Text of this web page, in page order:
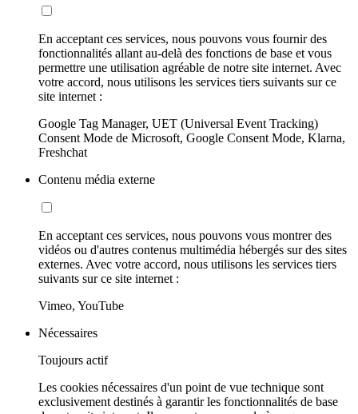
En acceptant ces services, nous pouvons vous fournir des
fonctionnalités allant au-delà des fonctions de base et vous
permettre une utilisation agréable de notre site internet. Avec
votre accord, nous utilisons les services tiers suivants sur ce
site internet :
Google Tag Manager, UET (Universal Event Tracking)
Consent Mode de Microsoft, Google Consent Mode, Klarna,
Freshchat
Contenu média externe
En acceptant ces services, nous pouvons vous montrer des
vidéos ou d'autres contenus multimédia hébergés sur des sites
externes. Avec votre accord, nous utilisons les services tiers
suivants sur ce site internet :
Vimeo, YouTube
Nécessaires
Toujours actif
Les cookies nécessaires d'un point de vue technique sont
exclusivement destinés à garantir les fonctionnalités de base